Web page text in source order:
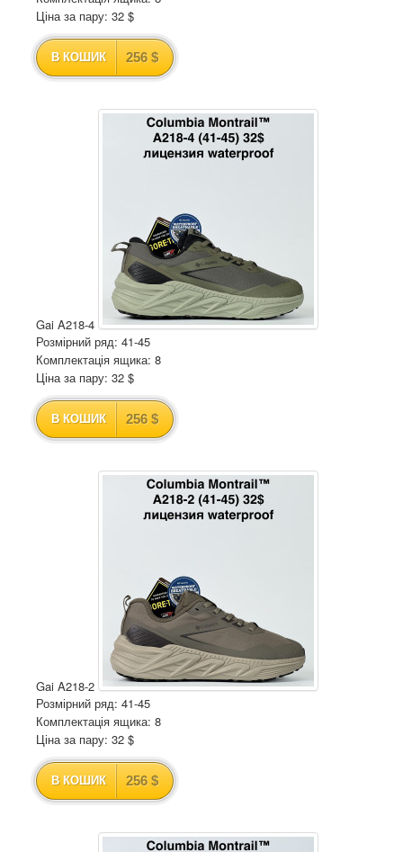
Ціна за пару: 32 $
В КОШИК 256 $
Gai A218-4
Розмірний ряд: 41-45
Комплектація ящика: 8
Ціна за пару: 32 $
В КОШИК 256 $
Gai A218-2
Розмірний ряд: 41-45
Комплектація ящика: 8
Ціна за пару: 32 $
В КОШИК 256 $